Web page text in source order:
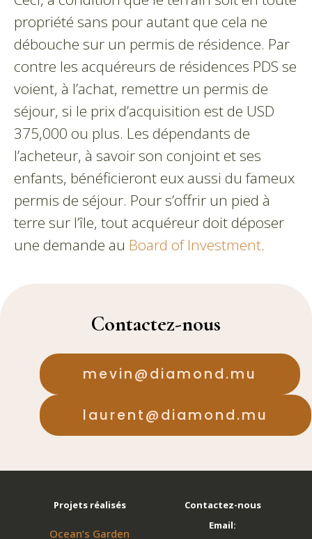
propriété sans pour autant que cela ne
débouche sur un permis de résidence. Par
contre les acquéreurs de résidences PDS se
voient, à l’achat, remettre un permis de
séjour, si le prix d’acquisition est de USD
375,000 ou plus. Les dépendants de
l’acheteur, à savoir son conjoint et ses
enfants, bénéficieront eux aussi du fameux
permis de séjour. Pour s’offrir un pied à
terre sur l’île, tout acquéreur doit déposer
une demande au Board of Investment.
Contactez-nous
mevin@diamond.mu
laurent@diamond.mu
Projets réalisés
Ocean’s Garden
Contactez-nous
Email: